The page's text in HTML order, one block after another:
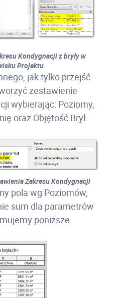
Kondygnacji z bryły w
Projektu
jak tylko przejść
zestawienie
wybierając: Poziomy,
oraz Objętość Brył
Zakresu Kondygnacji
pola wg Poziomów,
sum dla parametrów
poniższe